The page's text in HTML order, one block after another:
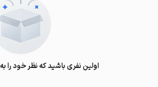
اولین نفری باشید که نظر خود را